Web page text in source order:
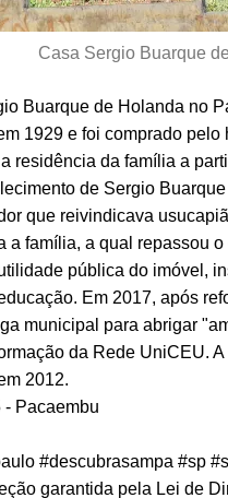
Casa Sergio Buarque
Buarque de Holanda no
1929 e foi comprado
residência da família a
de Sergio
que reivindicava
a família, a qual repassou
pública do imóvel,
Em 2017, após
municipal para abrigar
da Rede UniCEU.
2012.
- Pacaembu
#descubrasampa #sp
garantida pela Lei de